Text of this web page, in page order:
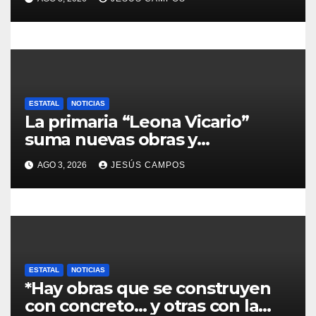
a
a
s
ESTATAL NOTICIAS
La primaria “Leona Vicario”
suma nuevas obras y
compromisos para fortalecer su
infraestructura
AGO 3, 2026 JESÚS CAMPOS
ESTATAL NOTICIAS
*Hay obras que se construyen
con concreto… y otras con la